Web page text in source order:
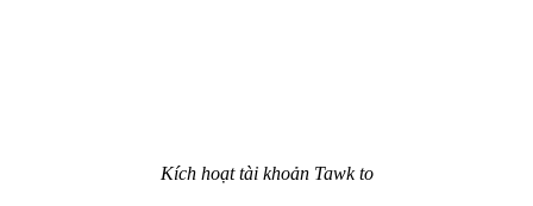
Kích hoạt tài khoản Tawk to